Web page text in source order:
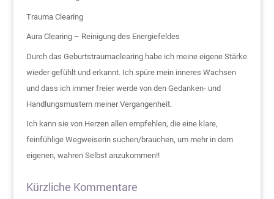
Trauma Clearing
Aura Clearing – Reinigung des Energiefeldes
Durch das Geburtstraumaclearing habe ich meine eigene Stärke
wieder gefühlt und erkannt. Ich spüre mein inneres Wachsen
und dass ich immer freier werde von den Gedanken- und
Handlungsmustern meiner Vergangenheit.
Ich kann sie von Herzen allen empfehlen, die eine klare,
feinfühlige Wegweiserin suchen/brauchen, um mehr in dem
eigenen, wahren Selbst anzukommen!!
Kürzliche Kommentare